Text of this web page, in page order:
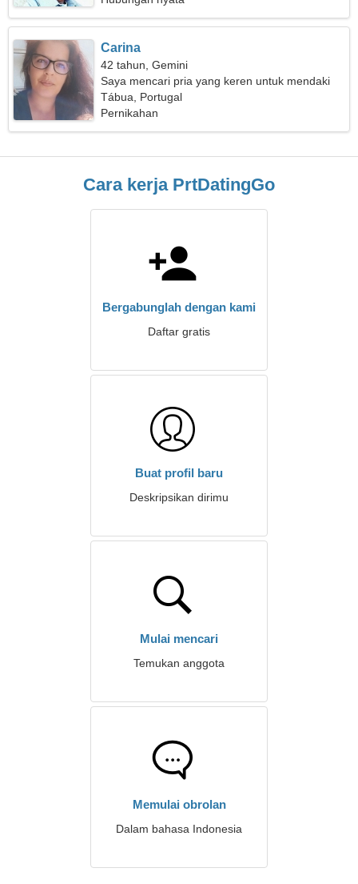
Carina
42 tahun, Gemini
Saya mencari pria yang keren untuk mendaki
bersama
Tábua, Portugal
Pernikahan
Cara kerja PrtDatingGo
Bergabunglah dengan kami
Daftar gratis
Buat profil baru
Deskripsikan dirimu
Mulai mencari
Temukan anggota
Memulai obrolan
Dalam bahasa Indonesia